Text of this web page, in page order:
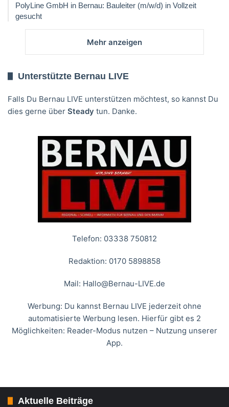
PolyLine GmbH in Bernau: Bauleiter (m/w/d) in Vollzeit
gesucht
Mehr anzeigen
Unterstützte Bernau LIVE
Falls Du Bernau LIVE unterstützen möchtest, so kannst Du
dies gerne über Steady tun. Danke.
Telefon: 03338 750812
Redaktion: 0170 5898858
Mail: Hallo@Bernau-LIVE.de
Werbung: Du kannst Bernau LIVE jederzeit ohne
automatisierte Werbung lesen. Hierfür gibt es 2
Möglichkeiten: Reader-Modus nutzen – Nutzung unserer
App.
Aktuelle Beiträge